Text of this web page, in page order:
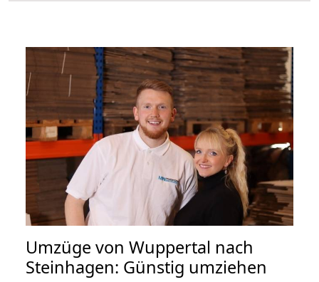
Umzüge von Wuppertal nach
Steinhagen: Günstig umziehen